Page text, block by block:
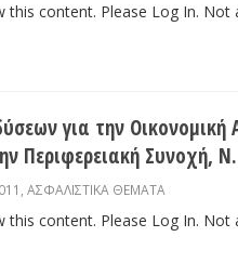
content. Please Log In. Not
για την
Περιφερειακή Συνοχή,
ΑΣΦΑΛΙΣΤΙΚΑ ΘΕΜΑΤΑ
content. Please Log In. Not